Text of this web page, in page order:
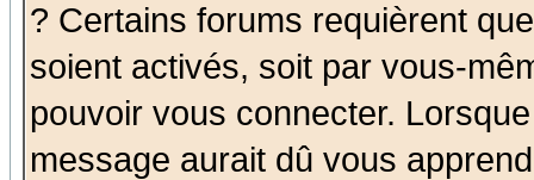
? Certains forums requièrent
soient activés, soit par vous-
pouvoir vous connecter.
message aurait dû vous